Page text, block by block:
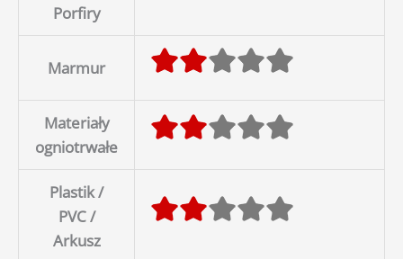
Porfiry
Marmur
Materiały
ogniotrwałe
Plastik /
PVC /
Arkusz